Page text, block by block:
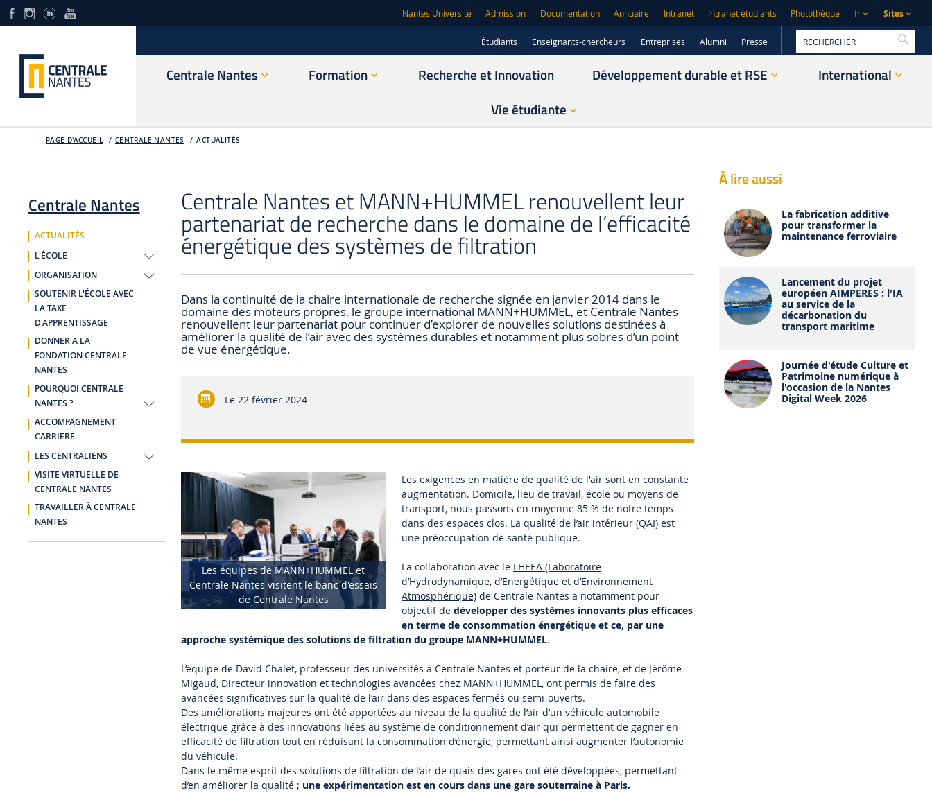
Nantes Université Admission Documentation Annuaire Intranet Intranet étudiants Photothèque fr Sites
Étudiants Enseignants-chercheurs Entreprises Alumni Presse
Centrale Nantes Formation Recherche et Innovation Développement durable et RSE
International
Vie étudiante
PAGE D'ACCUEIL CENTRALE NANTES ACTUALITÉS
Centrale Nantes
ACTUALITÉS
L'ÉCOLE
ORGANISATION
SOUTENIR L'ÉCOLE AVEC
LA TAXE
D'APPRENTISSAGE
DONNER A LA
FONDATION CENTRALE
NANTES
POURQUOI CENTRALE
NANTES ?
ACCOMPAGNEMENT
CARRIERE
LES CENTRALIENS
VISITE VIRTUELLE DE
CENTRALE NANTES
TRAVAILLER À CENTRALE
NANTES
Centrale Nantes et MANN+HUMMEL renouvellent leur
partenariat de recherche dans le domaine de l’efficacité
énergétique des systèmes de filtration
Dans la continuité de la chaire internationale de recherche signée en janvier 2014 dans le
domaine des moteurs propres, le groupe international MANN+HUMMEL, et Centrale Nantes
renouvellent leur partenariat pour continuer d’explorer de nouvelles solutions destinées à
améliorer la qualité de l’air avec des systèmes durables et notamment plus sobres d’un point
de vue énergétique.
Le 22 février 2024
Les équipes de MANN+HUMMEL et
Centrale Nantes visitent le banc d'essais
de Centrale Nantes
Les exigences en matière de qualité de l'air sont en constante
augmentation. Domicile, lieu de travail, école ou moyens de
transport, nous passons en moyenne 85 % de notre temps
dans des espaces clos. La qualité de l’air intérieur (QAI) est
une préoccupation de santé publique.
La collaboration avec le LHEEA (Laboratoire
d’Hydrodynamique, d’Energétique et d’Environnement
Atmosphérique) de Centrale Nantes a notamment pour
objectif dedévelopper des systèmes innovants plus efficaces
en terme de consommation énergétique et ce, par une
approche systémique des solutions de filtration du groupe MANN+HUMMEL.
L’équipe de David Chalet, professeur des universités à Centrale Nantes et porteur de la chaire, et de Jérôme
Migaud, Directeur innovation et technologies avancées chez MANN+HUMMEL, ont permis de faire des
avancées significatives sur la qualité de l’air dans des espaces fermés ou semi-ouverts.
Des améliorations majeures ont été apportées au niveau de la qualité de l’air d’un véhicule automobile
électrique grâce à des innovations liées au système de conditionnement d’air qui permettent de gagner en
efficacité de filtration tout en réduisant la consommation d’énergie, permettant ainsi augmenter l’autonomie
du véhicule.
Dans le même esprit des solutions de filtration de l’air de quais des gares ont été développées, permettant
d’en améliorer la qualité ; une expérimentation est en cours dans une gare souterraine à Paris.
À lire aussi
La fabrication additive
pour transformer la
maintenance ferroviaire
Lancement du projet
européen AIMPERES : l'IA
au service de la
décarbonation du
transport maritime
Journée d'étude Culture et
Patrimoine numérique à
l'occasion de la Nantes
Digital Week 2026